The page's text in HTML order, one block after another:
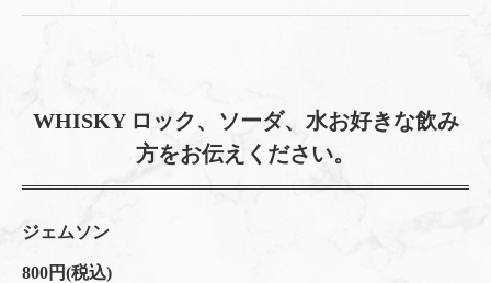
WHISKY ロック、ソーダ、水お好きな飲み
方をお伝えください。
ジェムソン
800円(税込)